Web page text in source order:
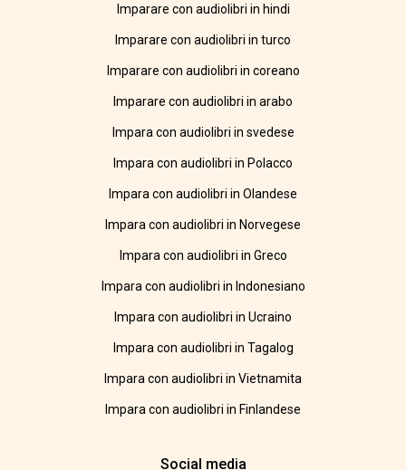
Imparare con audiolibri in hindi
Imparare con audiolibri in turco
Imparare con audiolibri in coreano
Imparare con audiolibri in arabo
Impara con audiolibri in svedese
Impara con audiolibri in Polacco
Impara con audiolibri in Olandese
Impara con audiolibri in Norvegese
Impara con audiolibri in Greco
Impara con audiolibri in Indonesiano
Impara con audiolibri in Ucraino
Impara con audiolibri in Tagalog
Impara con audiolibri in Vietnamita
Impara con audiolibri in Finlandese
Social media